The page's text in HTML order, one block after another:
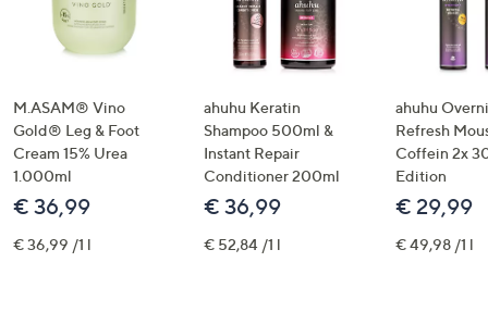
M.ASAM® Vino
Gold® Leg & Foot
Cream 15% Urea
1.000ml
€ 36,99
€ 36,99 /1 l
ahuhu Keratin
Shampoo 500ml &
Instant Repair
Conditioner 200ml
€ 36,99
€ 52,84 /1 l
ahuhu
Refresh
Coffein 2x
Edition
€ 29,99
€ 49,98 /1 l